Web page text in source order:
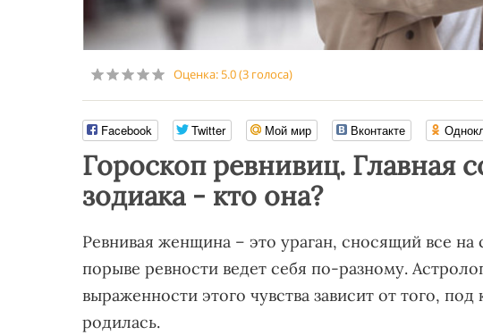
Оценка:5.0(3 голоса)
Facebook Twitter Мой мир Вконтакте
Гороскоп ревнивиц. Главная
зодиака - кто она?
Ревнивая женщина – это ураган, сносящий все
порыве ревности ведет себя по-разному.
выраженности этого чувства зависит от того,
родилась.